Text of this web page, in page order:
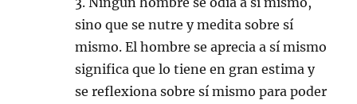
sino que se nutre y medita sobre sí
mismo. El hombre se aprecia a sí mismo
significa que lo tiene en gran estima y
se reflexiona sobre sí mismo para poder